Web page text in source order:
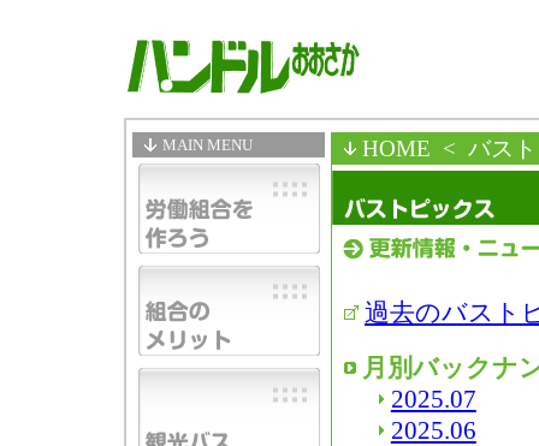
MAIN MENU HOME < バス
過去のバスト
月別バックナ
2025.07
2025.06